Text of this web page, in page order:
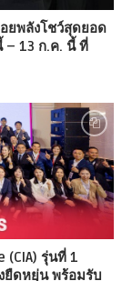
อยพลังโชว์สุดยอด
– 13 ก.ค. นี้ ที่
(CIA) รุ่นที่ 1
ยืดหยุ่น พร้อมรับ